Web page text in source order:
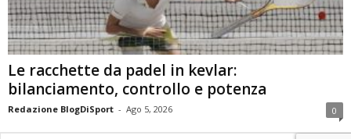
Le racchette da padel in kevlar:
bilanciamento, controllo e potenza
Redazione BlogDiSport - Ago 5, 2026 0